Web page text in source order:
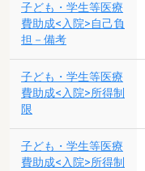
子ども・学生等医療
費助成<入院>自己負
担－備考
子ども・学生等医療
費助成<入院>所得制
限
子ども・学生等医療
費助成<入院>所得制